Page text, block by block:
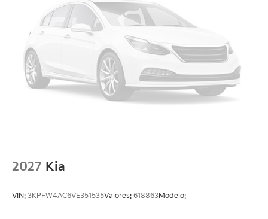
2027 Kia
VIN: 3KPFW4AC6VE351535Valores: 618863Modelo: